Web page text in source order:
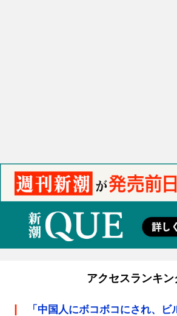
アクセスランキン
「中国人にボコボコにされ、